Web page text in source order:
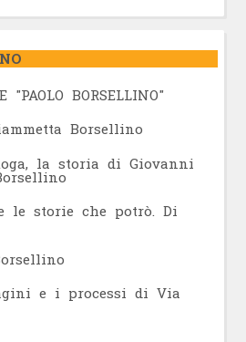
"PAOLO BORSELLINO"
Borsellino
la storia di Giovanni
le storie che potrò. Di
e i processi di Via